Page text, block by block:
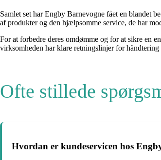
Samlet set har Engby Barnevogne fået en blandet
af produkter og den hjælpsomme service, de har
For at forbedre deres omdømme og for at sikre en
virksomheden har klare retningslinjer for
Ofte stillede
Hvordan er kundeservicen hos